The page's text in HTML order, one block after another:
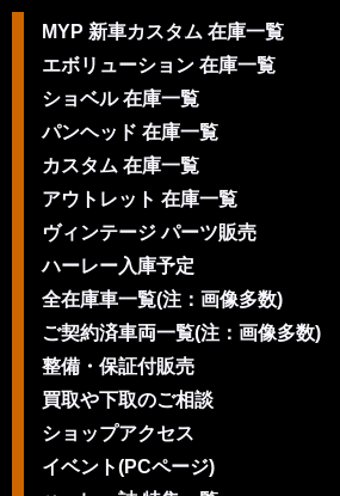
MYP 新車カスタム 在庫一覧
エボリューション 在庫一覧
ショベル 在庫一覧
パンヘッド 在庫一覧
カスタム 在庫一覧
アウトレット 在庫一覧
ヴィンテージ パーツ販売
ハーレー入庫予定
全在庫車一覧(注：画像多数)
ご契約済車両一覧(注：画像多数)
整備・保証付販売
買取や下取のご相談
ショップアクセス
イベント(PCページ)